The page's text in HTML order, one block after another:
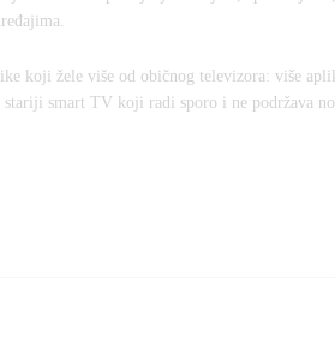
koji žele više od običnog televizora: više
smart TV koji radi sporo i ne podržava